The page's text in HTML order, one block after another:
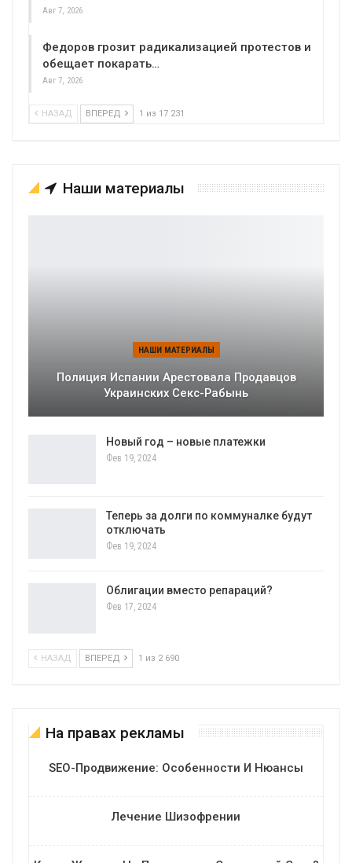
Авг 7, 2026
Федоров грозит радикализацией протестов и
обещает покарать…
Авг 7, 2026
НАЗАД ВПЕРЕД 1 из 17 231
Наши материалы
НАШИ МАТЕРИАЛЫ
Полиция Испании Арестовала Продавцов
Украинских Секс-Рабынь
Новый год – новые платежки
Фев 19, 2024
Теперь за долги по коммуналке будут
отключать
Фев 19, 2024
Облигации вместо репараций?
Фев 17, 2024
НАЗАД ВПЕРЕД 1 из 2 690
На правах рекламы
SEO-Продвижение: Особенности И Нюансы
Лечение Шизофрении